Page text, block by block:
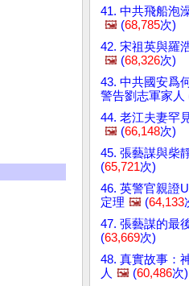
41. 中共飛船泡
🖼️ (68,785次)
42. 宋祖英與羅
🖼️ (68,326次)
43. 中共國安爲
警告劉志軍家人
44. 老江夫妻罕
🖼️ (66,148次)
45. 張藝謀與柴
(65,721次)
46. 英警官親證
定理 🖼️ (64,133
47. 張藝謀的最
(63,669次)
48. 真實故事：
人 🖼️ (60,486次)